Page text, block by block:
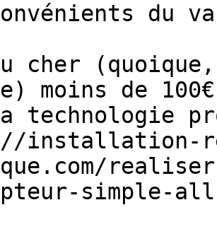
du
cher
moins de
la technologie
installation-
simple-